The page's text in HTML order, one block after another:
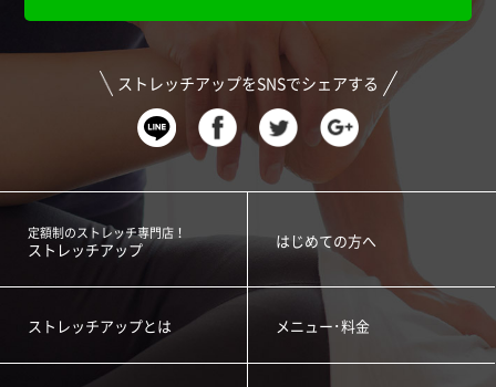
ストレッチアップをSNSでシェアする
定額制のストレッチ専門店！
ストレッチアップ
はじめての方へ
ストレッチアップとは メニュー･料金